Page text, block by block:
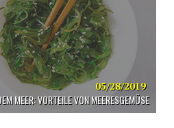
05/28/2019
MEER: VORTEILE VON MEERESGEMÜSE